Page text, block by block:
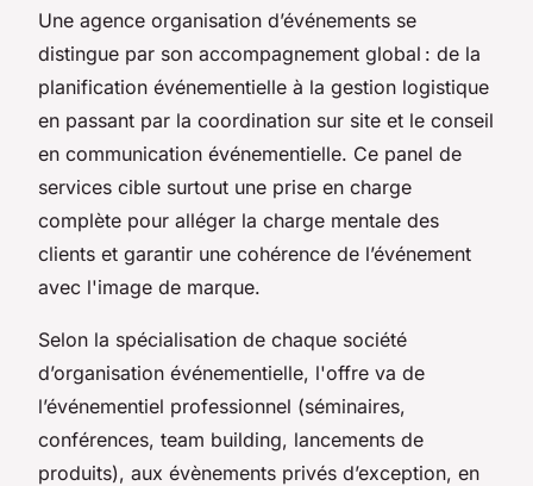
Une agence organisation d’événements se
distingue par son accompagnement global : de la
planification événementielle à la gestion logistique
en passant par la coordination sur site et le conseil
en communication événementielle. Ce panel de
services cible surtout une prise en charge
complète pour alléger la charge mentale des
clients et garantir une cohérence de l’événement
avec l'image de marque.
Selon la spécialisation de chaque société
d’organisation événementielle, l'offre va de
l’événementiel professionnel (séminaires,
conférences, team building, lancements de
produits), aux évènements privés d’exception, en